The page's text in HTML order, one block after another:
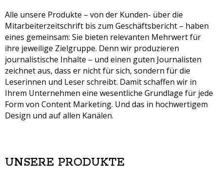
Alle unsere Produkte – von der Kunden- über die
Mitarbeiterzeitschrift bis zum Geschäftsbericht – haben
eines gemeinsam: Sie bieten relevanten Mehrwert für
ihre jeweilige Zielgruppe. Denn wir produzieren
journalistische Inhalte – und einen guten Journalisten
zeichnet aus, dass er nicht für sich, sondern für die
Leserinnen und Leser schreibt. Damit schaffen wir in
Ihrem Unternehmen eine wesentliche Grundlage für jede
Form von Content Marketing. Und das in hochwertigem
Design und auf allen Kanälen.
UNSERE PRODUKTE